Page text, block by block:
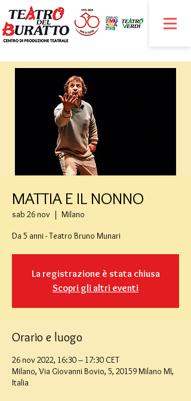
MATTIA E IL NONNO
sab 26 nov
  |
Milano
Da 5 anni - Teatro Bruno Munari
La registrazione è stata chiusa
Scopri gli altri eventi
Orario e luogo
26 nov 2022, 16:30 – 17:30 CET
Milano, Via Giovanni Bovio, 5, 20159 Milano MI,
Italia